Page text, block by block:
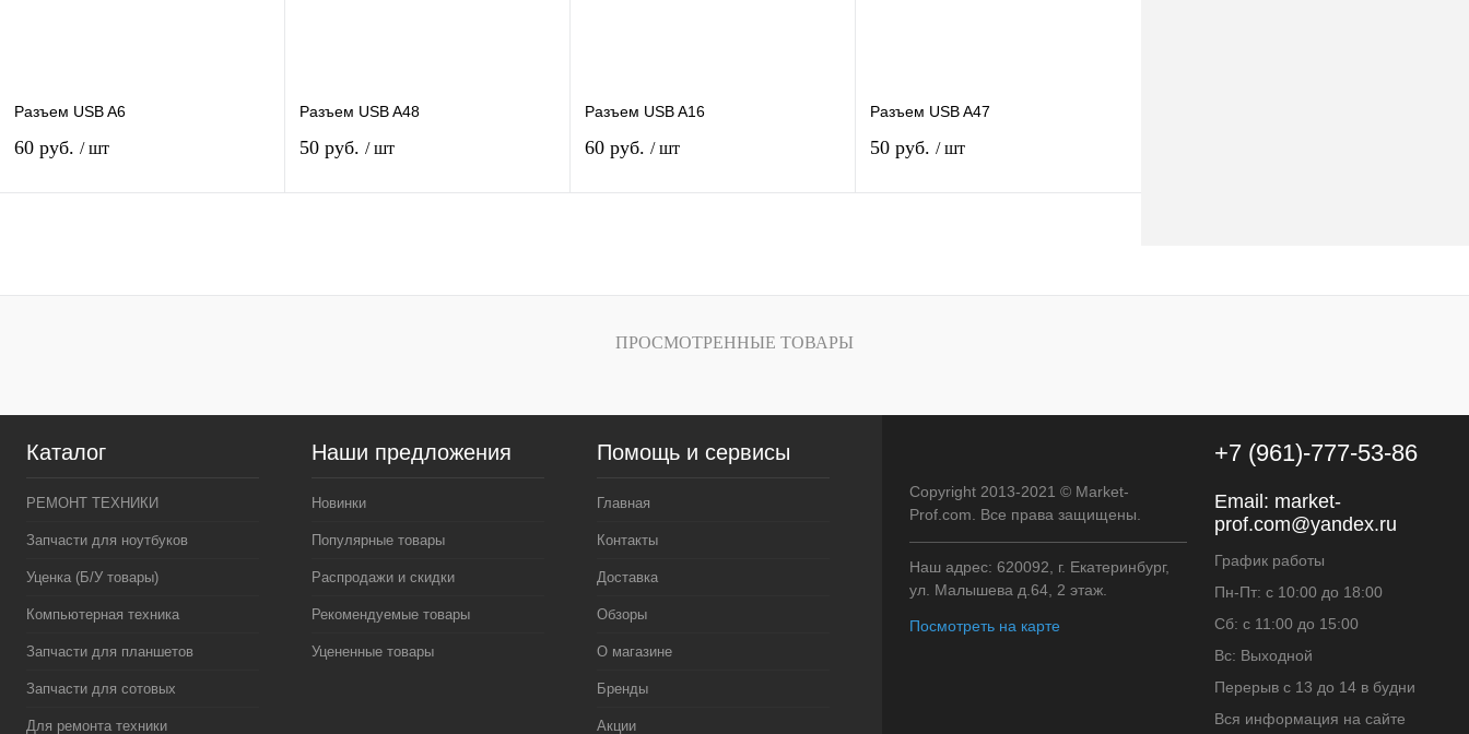
Разъем USB A6
60 руб. / шт
Разъем USB A48
50 руб. / шт
Разъем USB A16
60 руб. / шт
Разъем USB A47
50 руб. / шт
ПРОСМОТРЕННЫЕ ТОВАРЫ
Каталог
РЕМОНТ ТЕХНИКИ
Запчасти для ноутбуков
Уценка (Б/У товары)
Компьютерная техника
Запчасти для планшетов
Запчасти для сотовых
Для ремонта техники
Наши предложения
Новинки
Популярные товары
Распродажи и скидки
Рекомендуемые товары
Уцененные товары
Помощь и сервисы
Главная
Контакты
Доставка
Обзоры
О магазине
Бренды
Акции
Copyright 2013-2021 © Market-
Prof.com. Все права защищены.
Наш адрес: 620092, г. Екатеринбург,
ул. Малышева д.64, 2 этаж.
Посмотреть на карте
+7 (961)-777-53-86
Email: market-
prof.com@yandex.ru
График работы
Пн-Пт: с 10:00 до 18:00
Сб: с 11:00 до 15:00
Вс: Выходной
Перерыв с 13 до 14 в будни
Вся информация на сайте